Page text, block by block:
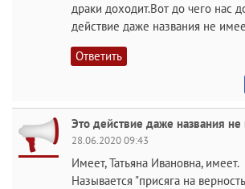
драки доходит.Вот до чего нас
действие даже названия не
Ответить
Это действие даже названия не
28.06.2020 09:43
Имеет, Татьяна Ивановна, имеет.
Называется "присяга на